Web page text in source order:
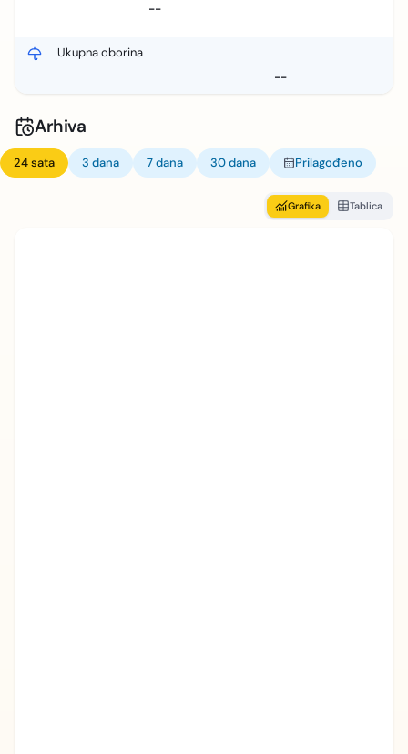
--
Ukupna oborina
--
Arhiva
24 sata 3 dana 7 dana 30 dana Prilagođeno
Grafika Tablica